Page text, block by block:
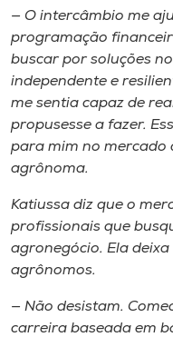
— O intercâmbio me
programação
buscar por soluções
independente e
me sentia capaz de
propusesse a fazer.
para mim no mercado
agrônoma.
Katiussa diz que o
profissionais que
agronegócio. Ela
agrônomos.
— Não desistam.
carreira baseada em